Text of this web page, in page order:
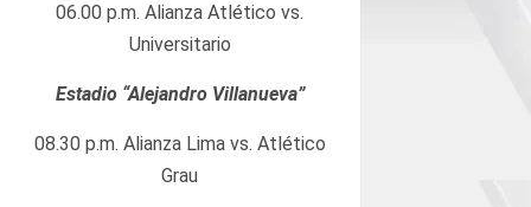
06.00 p.m. Alianza Atlético vs.
Universitario
Estadio “Alejandro Villanueva”
08.30 p.m. Alianza Lima vs. Atlético
Grau